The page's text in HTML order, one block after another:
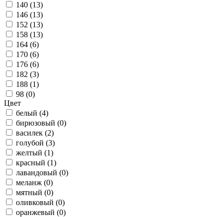
140 (13)
146 (13)
152 (13)
158 (13)
164 (6)
170 (6)
176 (6)
182 (3)
188 (1)
98 (0)
Цвет
белый (4)
бирюзовый (0)
василек (2)
голубой (3)
желтый (1)
красный (1)
лавандовый (0)
меланж (0)
мятный (0)
оливковый (0)
оранжевый (0)